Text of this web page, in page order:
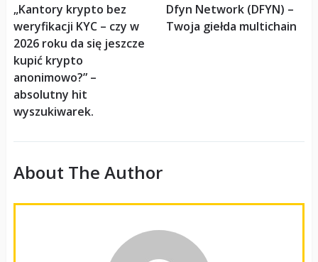
„Kantory krypto bez
weryfikacji KYC – czy w
2026 roku da się jeszcze
kupić krypto
anonimowo?” –
absolutny hit
wyszukiwarek.
Dfyn Network (DFYN) –
Twoja giełda multichain
About The Author